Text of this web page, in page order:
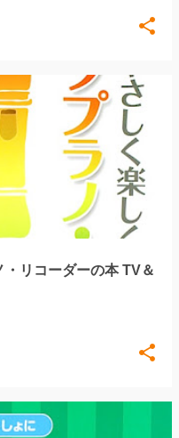
リコーダーの本 TV＆